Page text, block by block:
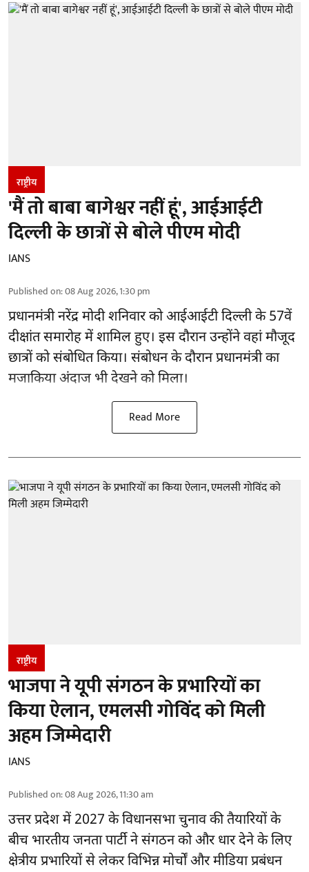
राष्ट्रीय
'मैं तो बाबा बागेश्वर नहीं हूं', आईआईटी
दिल्ली के छात्रों से बोले पीएम मोदी
IANS
Published on:08 Aug 2026, 1:30 pm
प्रधानमंत्री नरेंद्र मोदी शनिवार को आईआईटीदिल्लीके 57वें
दीक्षांत समारोह में शामिल हुए। इस दौरान उन्होंने वहां मौजूद
छात्रों को संबोधित किया। संबोधन के दौरान प्रधानमंत्री का
मजाकिया अंदाज भी देखने को मिला।
Read More
राष्ट्रीय
भाजपा ने यूपी संगठन के प्रभारियों का
किया ऐलान, एमलसी गोविंद को मिली
अहम जिम्मेदारी
IANS
Published on:08 Aug 2026, 11:30 am
उत्तर प्रदेश में 2027 के विधानसभा चुनाव की तैयारियों के
बीच भारतीय जनता पार्टी ने संगठन को और धार देने के लिए
क्षेत्रीय प्रभारियों से लेकर विभिन्न मोर्चों और मीडिया प्रबंधन